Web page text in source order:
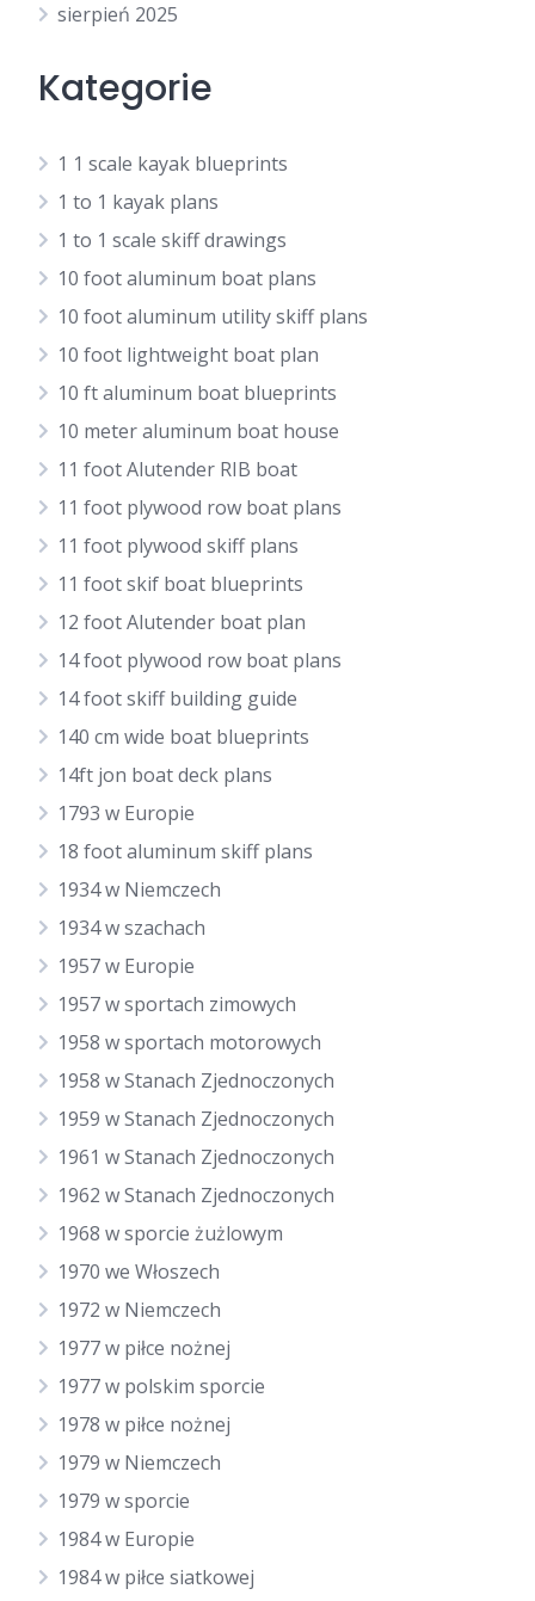
sierpień 2025
Kategorie
1 1 scale kayak blueprints
1 to 1 kayak plans
1 to 1 scale skiff drawings
10 foot aluminum boat plans
10 foot aluminum utility skiff plans
10 foot lightweight boat plan
10 ft aluminum boat blueprints
10 meter aluminum boat house
11 foot Alutender RIB boat
11 foot plywood row boat plans
11 foot plywood skiff plans
11 foot skif boat blueprints
12 foot Alutender boat plan
14 foot plywood row boat plans
14 foot skiff building guide
140 cm wide boat blueprints
14ft jon boat deck plans
1793 w Europie
18 foot aluminum skiff plans
1934 w Niemczech
1934 w szachach
1957 w Europie
1957 w sportach zimowych
1958 w sportach motorowych
1958 w Stanach Zjednoczonych
1959 w Stanach Zjednoczonych
1961 w Stanach Zjednoczonych
1962 w Stanach Zjednoczonych
1968 w sporcie żużlowym
1970 we Włoszech
1972 w Niemczech
1977 w piłce nożnej
1977 w polskim sporcie
1978 w piłce nożnej
1979 w Niemczech
1979 w sporcie
1984 w Europie
1984 w piłce siatkowej